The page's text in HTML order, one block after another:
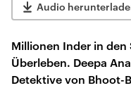
Audio
Millionen Inder in
Überleben. Deepa
Detektive von Bhoot-